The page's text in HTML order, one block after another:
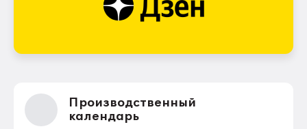
Производственный
календарь